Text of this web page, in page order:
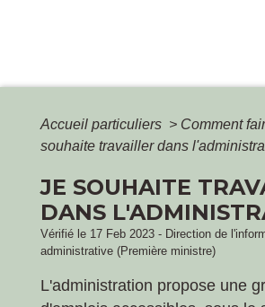
Accueil particuliers > Comment
souhaite travailler dans
JE SOUHAITE
DANS
Vérifié le 17 Feb 2023 - Direction de
administrative (Première ministre)
L'administration propose une